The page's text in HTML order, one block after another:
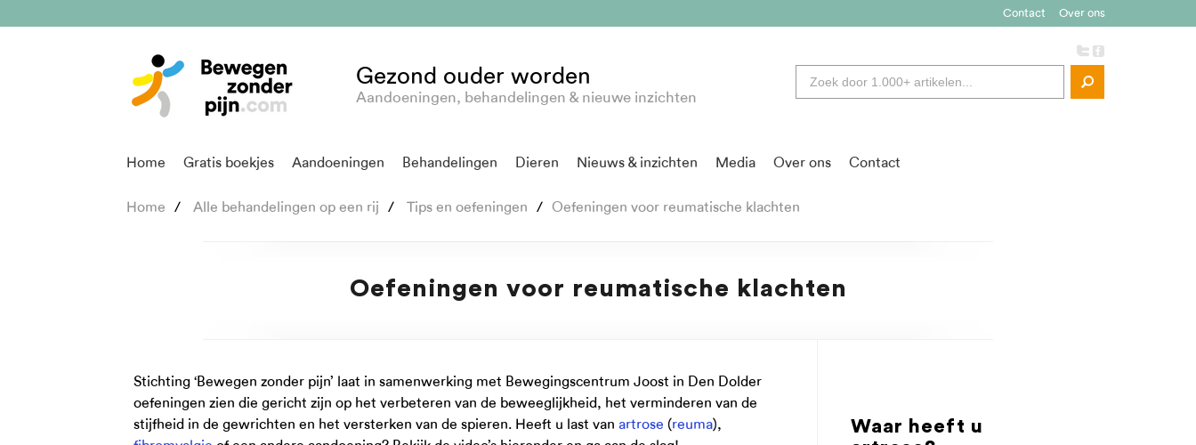
Over ons
Contact
Gezond ouder worden
Aandoeningen, behandelingen & nieuwe inzichten
Home Gratis boekjes Aandoeningen Behandelingen Dieren Nieuws & inzichten Media Over ons Contact
Home Alle behandelingen op een rij Tips en oefeningen Oefeningen voor reumatische klachten
Oefeningen voor reumatische klachten
Stichting ‘Bewegen zonder pijn’ laat in samenwerking met Bewegingscentrum Joost in Den Dolder
oefeningen zien die gericht zijn op het verbeteren van de beweeglijkheid, het verminderen van de
stijfheid in de gewrichten en het versterken van de spieren. Heeft u last van artrose (reuma),
Waar heeft u